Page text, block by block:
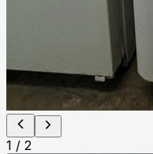
1 / 2